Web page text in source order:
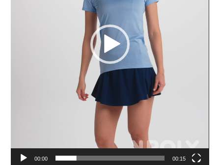
00:00 00:15